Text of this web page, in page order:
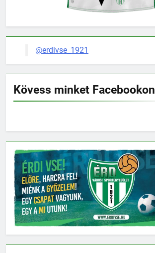
@erdivse_1921
Kövess minket Facebookon